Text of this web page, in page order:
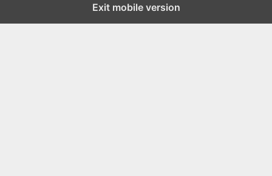
Exit mobile version